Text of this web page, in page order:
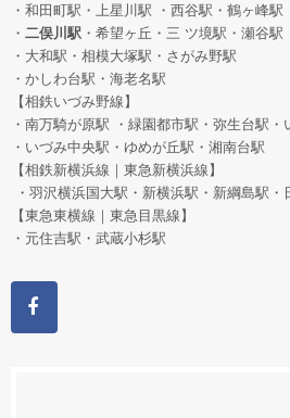
・和田町駅 ・上星川駅 ・西谷駅・鶴ヶ峰駅
・ 二俣川駅 ・希望ヶ丘 ・三 ツ境駅・瀬谷駅
・大和駅・相模大塚駅・さがみ野駅
・かしわ台駅・海老名駅
【相鉄いづみ野線】
・南万騎が原駅 ・緑園都市駅・弥生台駅・
・いづみ中央駅・ゆめが丘駅・湘南台駅
【相鉄新横浜線｜東急新横浜線】
・羽沢横浜国大駅・新横浜駅・新綱島駅・
【東急東横線｜東急目黒線】
・元住吉駅・武蔵小杉駅